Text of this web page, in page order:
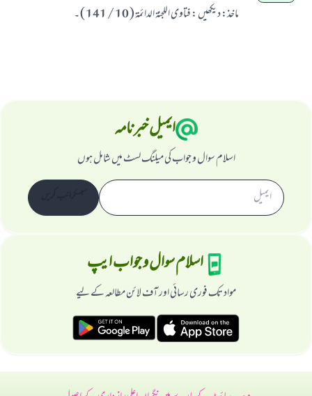
ماخذ:دیکھیں : فتاوی اللجنۃ الدائمۃ ( 10 / 141 ) ۔
ایمیل خبرنامہ
اسلام سوال و جواب کی میلنگ لسٹ میں شامل ہوں
اسلام سوال و جواب ایپ
مواد تک فوری رسائی اور آف لائن مطالعہ کے لیے